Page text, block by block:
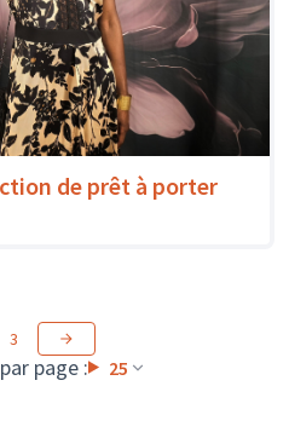
de prêt à porter
page : 25
3